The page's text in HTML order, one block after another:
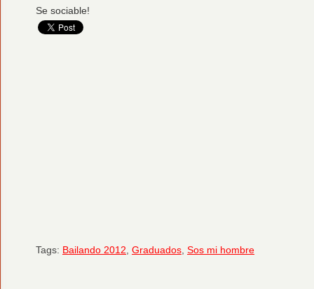
Se sociable!
Tags: Bailando 2012, Graduados, Sos mi hombre